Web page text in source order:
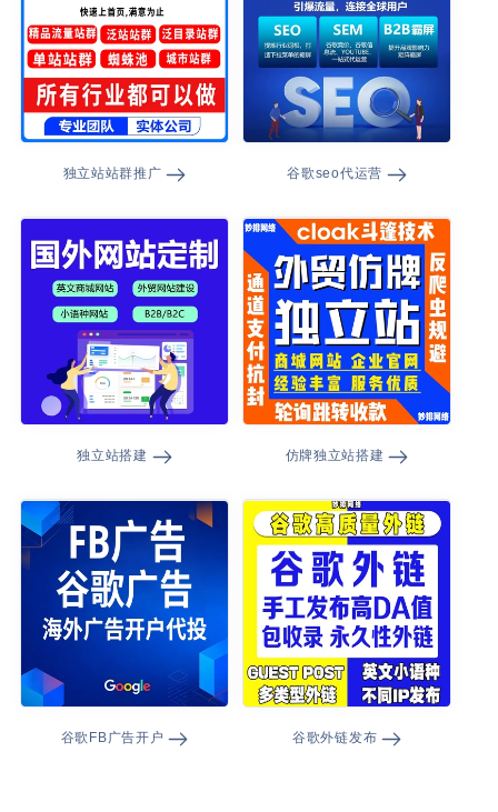
独立站站群推广 谷歌seo代运营
独立站搭建 仿牌独立站搭建
谷歌FB广告开户 谷歌外链发布